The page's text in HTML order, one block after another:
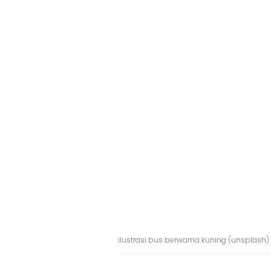
ilustrasi bus berwarna kuning (unsplash)